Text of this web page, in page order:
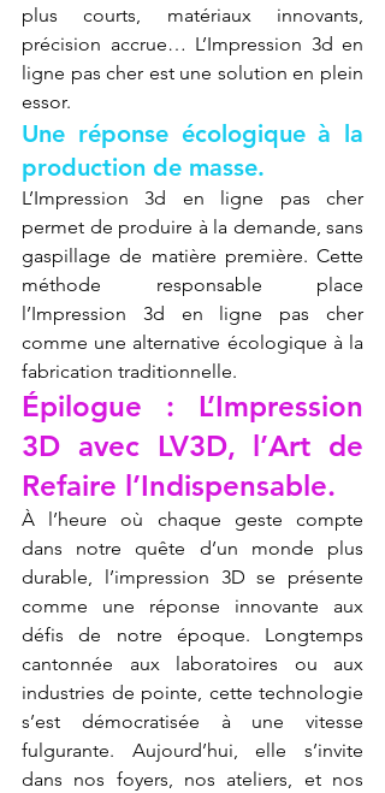
plus courts, matériaux innovants,
précision accrue… L’Impression 3d en
ligne pas cher est une solution en plein
essor.
Une réponse écologique à la
production de masse.
L’Impression 3d en ligne pas cher
permet de produire à la demande, sans
gaspillage de matière première. Cette
méthode responsable place
l’Impression 3d en ligne pas cher
comme une alternative écologique à la
fabrication traditionnelle.
Épilogue : L’Impression
3D avec LV3D, l’Art de
Refaire l’Indispensable.
À l’heure où chaque geste compte
dans notre quête d’un monde plus
durable, l’impression 3D se présente
comme une réponse innovante aux
défis de notre époque. Longtemps
cantonnée aux laboratoires ou aux
industries de pointe, cette technologie
s’est démocratisée à une vitesse
fulgurante. Aujourd’hui, elle s’invite
dans nos foyers, nos ateliers, et nos